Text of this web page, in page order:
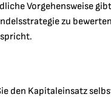
Vorgehensweise
zu
den Kapitaleinsatz